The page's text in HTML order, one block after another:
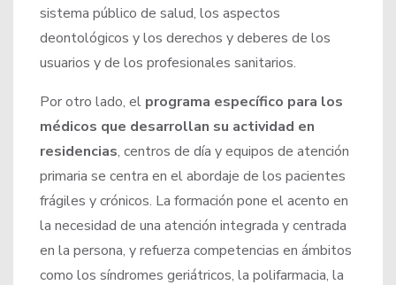
sistema público de salud, los aspectos
deontológicos y los derechos y deberes de los
usuarios y de los profesionales sanitarios.
Por otro lado, el programa específico para los
médicos que desarrollan su actividad en
residencias, centros de día y equipos de atención
primaria se centra en el abordaje de los pacientes
frágiles y crónicos. La formación pone el acento en
la necesidad de una atención integrada y centrada
en la persona, y refuerza competencias en ámbitos
como los síndromes geriátricos, la polifarmacia, la